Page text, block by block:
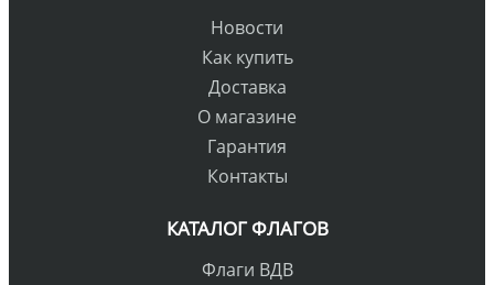
Новости
Как купить
Доставка
О магазине
Гарантия
Контакты
КАТАЛОГ ФЛАГОВ
Флаги ВДВ